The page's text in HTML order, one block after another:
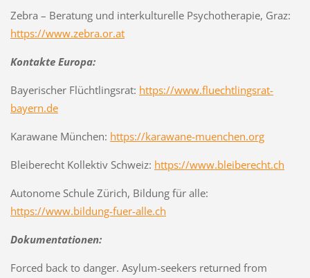
Zebra – Beratung und interkulturelle Psychotherapie, Graz:
https://www.zebra.or.at
Kontakte Europa:
Bayerischer Flüchtlingsrat: https://www.fluechtlingsrat-
bayern.de
Karawane München: https://karawane-muenchen.org
Bleiberecht Kollektiv Schweiz: https://www.bleiberecht.ch
Autonome Schule Zürich, Bildung für alle:
https://www.bildung-fuer-alle.ch
Dokumentationen:
Forced back to danger. Asylum-seekers returned from